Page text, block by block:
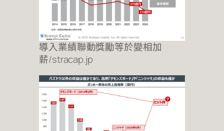
導入業績聯動獎勵等於變相加
薪/stracap.jp